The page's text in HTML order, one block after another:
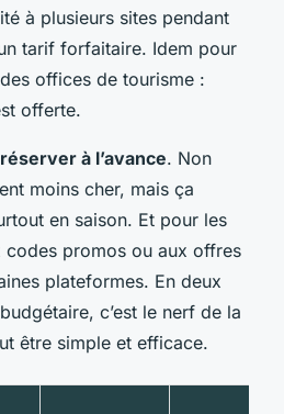
à plusieurs sites pendant
tarif forfaitaire. Idem pour
offices de tourisme :
offerte.
réserver à l’avance. Non
moins cher, mais ça
en saison. Et pour les
codes promos ou aux offres
plateformes. En deux
c’est le nerf de la
être simple et efficace.